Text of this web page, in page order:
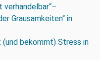
verhandelbar“–
Grausamkeiten“ in
(und bekommt) Stress in